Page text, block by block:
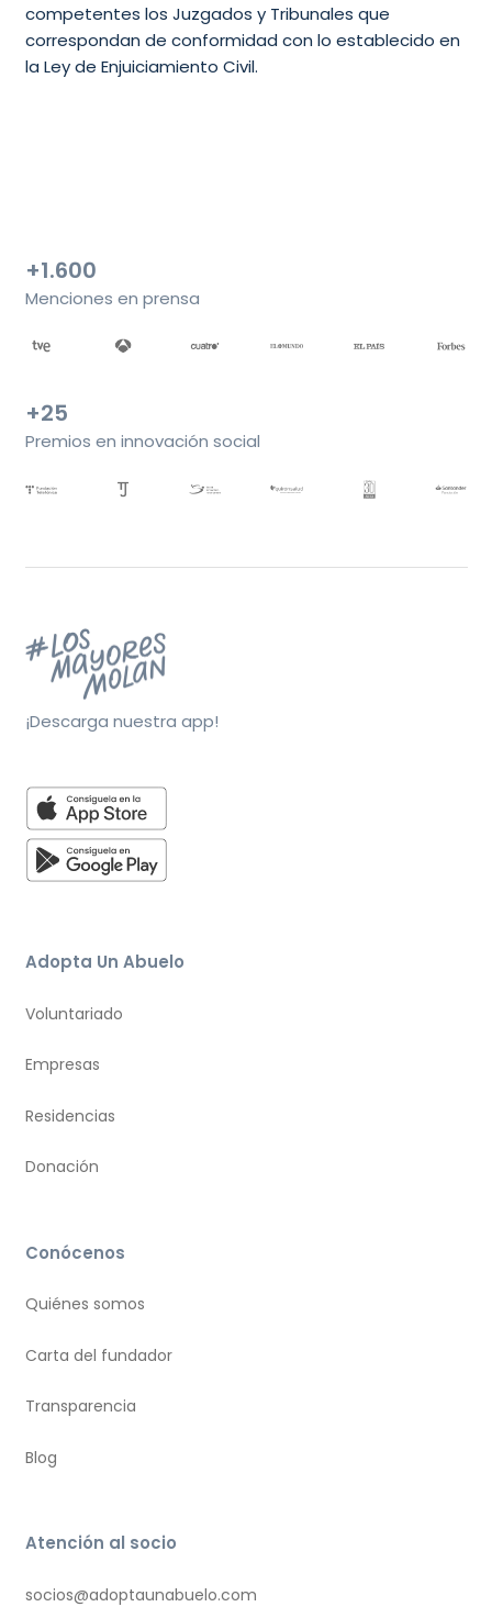
competentes los Juzgados y Tribunales que
correspondan de conformidad con lo establecido en
la Ley de Enjuiciamiento Civil.
+1.600
Menciones en prensa
+25
Premios en innovación social
¡Descarga nuestra app!
Adopta Un Abuelo
Voluntariado
Empresas
Residencias
Donación
Conócenos
Quiénes somos
Carta del fundador
Transparencia
Blog
Atención al socio
socios@adoptaunabuelo.com